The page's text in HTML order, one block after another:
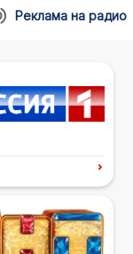
Реклама на радио